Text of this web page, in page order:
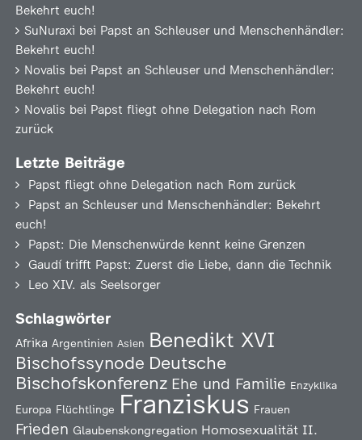
Bekehrt euch!
SuNuraxi bei Papst an Schleuser und Menschenhändler:
Bekehrt euch!
Novalis bei Papst an Schleuser und Menschenhändler:
Bekehrt euch!
Novalis bei Papst fliegt ohne Delegation nach Rom
zurück
Letzte Beiträge
Papst fliegt ohne Delegation nach Rom zurück
Papst an Schleuser und Menschenhändler: Bekehrt
euch!
Papst: Die Menschenwürde kennt keine Grenzen
Gaudí trifft Papst: Zuerst die Liebe, dann die Technik
Leo XIV. als Seelsorger
Schlagwörter
Afrika Argentinien Asien Benedikt XVI
Bischofssynode Deutsche
Bischofskonferenz Ehe und Familie Enzyklika
Europa Flüchtlinge Franziskus Frauen
Frieden Glaubenskongregation Homosexualität II.